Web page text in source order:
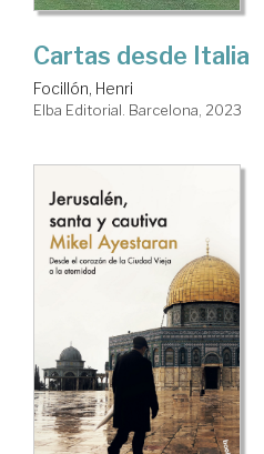
Cartas desde Italia
Focillón, Henri
Elba Editorial. Barcelona, 2023